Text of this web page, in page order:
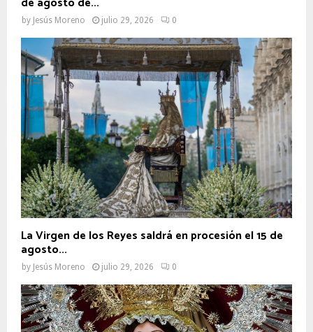
by Jesús Moreno julio 29, 2026 0
La Virgen de los Reyes saldrá en procesión el 15 de
agosto...
by Jesús Moreno julio 29, 2026 0